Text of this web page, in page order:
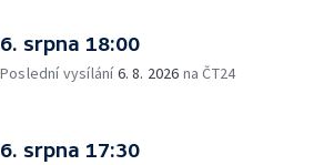
6. srpna 18:00
Poslední vysílání6. 8. 2026 na ČT24
6. srpna 17:30